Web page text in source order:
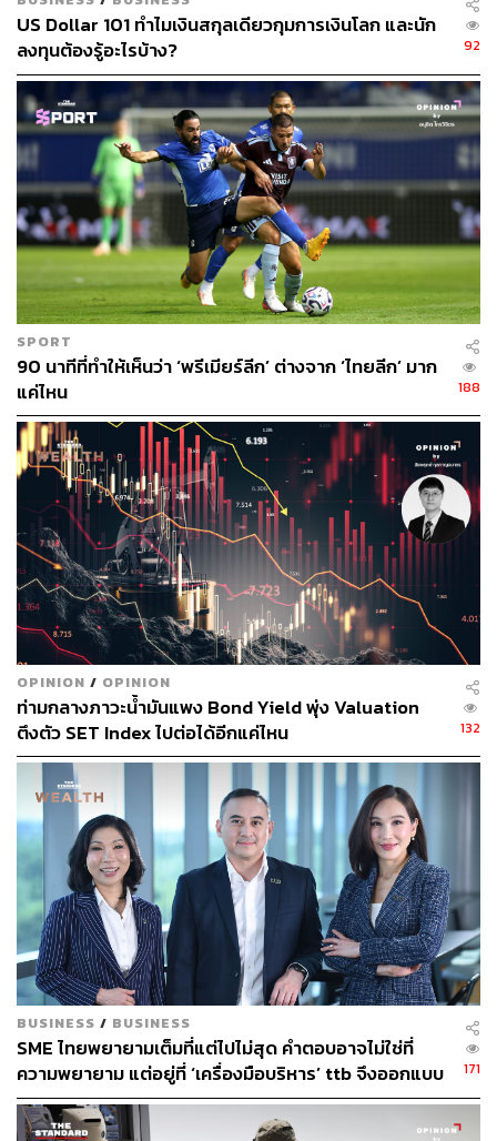
สมดุลใหม่ราว 3.00-3.50% ขณะที่ดอกเบี้ยนโยบายทั่วโลกต่ำ
กว่าสหรัฐฯ นโยบายการเงินจึงยังคงเป็นประเด็นกดดันให้
ดอลลาร์อ่อนค่าลงได้อยู่ในอนาคต
4. ความต้องการสินทรัพย์สหรัฐฯ ของนักลงทุนต่าง
ชาติ: ฉุดดอลลาร์อ่อน
ความต้องการสินทรัพย์สหรัฐฯ ของนักลงทุนต่างชาติ จะ
อ้างอิงสองปัจจัยหลักคือ คาดการณ์ผลตอบแทนของตลาดหุ้น
และระดับบอนด์ยิลด์
นักลงทุนต่างชาติจะลงทุนในสหรัฐฯ มากที่สุดเมื่อหุ้นเป็นขา
ขึ้น พร้อมกับยีลด์สูง ภาวะดังกล่าวเกิดขึ้นเช่นในช่วงปี 2024
หนุนค่าเงินดอลลาร์ได้
อย่างไรก็ดี ในปัจจุบันตลาดหุ้นสหรัฐฯ อยู่ในช่วงที่ Valuation
แพง ส่วนบอนด์ยิลด์ก็มีแนวโน้มลดลงตามดอกเบี้ยนโยบาย
ภาพความต้องการสินทรัพย์สหรัฐฯ ต่อจากนี้จึงเป็นแรงกดดัน
มากกว่าแรงหนุนสำหรับดอลลาร์
5. การเมืองสหรัฐฯ: ความไม่แน่นอนทำให้ความสัมพันธ์
ขาดช่วง
ในอดีต ดอลลาร์มักแข็งค่าเมื่อนโยบายเศรษฐกิจมีความไม่
แน่นอน แต่ในช่วงปี 2025 ทิศทางดอลลาร์กลับไม่ตอบสนอง
ต่อความผันผวนของนโยบายการค้า หรือความไม่แน่นอน
ทางการเมืองเหมือนในอดีต
อาจเป็นเพราะผลกระทบของนโยบายการเมืองมีความซับ
ซ้อน ส่งผลให้ความเสี่ยงด้านนโยบายกับตลาดการเงินไม่
ชัดเจน เช่นนโยบายการค้าอาจหนุนดอลลาร์แข็ง แต่มุมมอง
ของ Trump กลับสนับสนุนดอลลาร์อ่อน ทำให้ตลาดเลือกที่จะ
จับตาประเด็นอื่นเป็นหลักมากกว่า
6. Momentum ของดอลลาร์: ขาลงที่นานเกินไปหนุน
ดอลลาร์ฟื้นตัว
แนวโน้มการแข็งและอ่อนค่าของดอลลาร์จะมีทั้งรูปแบบ
US Dollar 101 ทำไมเงินสกุลเดียวกุมการเงินโลก และนัก
ลงทุนต้องรู้อะไรบ้าง?
92
SPORT
90 นาทีที่ทำให้เห็นว่า ‘พรีเมียร์ลีก’ ต่างจาก ‘ไทยลีก’ มาก
แค่ไหน
188
OPINION / OPINION
ท่ามกลางภาวะน้ำมันแพง Bond Yield พุ่ง Valuation
ตึงตัว SET Index ไปต่อได้อีกแค่ไหน
132
BUSINESS / BUSINESS
SME ไทยพยายามเต็มที่แต่ไปไม่สุด คำตอบอาจไม่ใช่ที่
ความพยายาม แต่อยู่ที่ ‘เครื่องมือบริหาร’ ttb จึงออกแบบ
ttb business one แพลตฟอร์มที่มุ่งเป็น ‘Digital CFO’
ให้ธุรกิจไทย
171